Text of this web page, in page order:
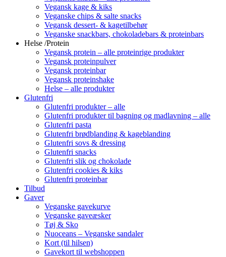
Vegansk kage & kiks
Veganske chips & salte snacks
Vegansk dessert- & kagetilbehør
Veganske snackbars, chokoladebars & proteinbars
Helse /Protein
Vegansk protein – alle proteinrige produkter
Vegansk proteinpulver
Vegansk proteinbar
Vegansk proteinshake
Helse – alle produkter
Glutenfri
Glutenfri produkter – alle
Glutenfri produkter til bagning og madlavning – alle
Glutenfri pasta
Glutenfri brødblanding & kageblanding
Glutenfri sovs & dressing
Glutenfri snacks
Glutenfri slik og chokolade
Glutenfri cookies & kiks
Glutenfri proteinbar
Tilbud
Gaver
Veganske gavekurve
Veganske gaveæsker
Tøj & Sko
Nuoceans – Veganske sandaler
Kort (til hilsen)
Gavekort til webshoppen